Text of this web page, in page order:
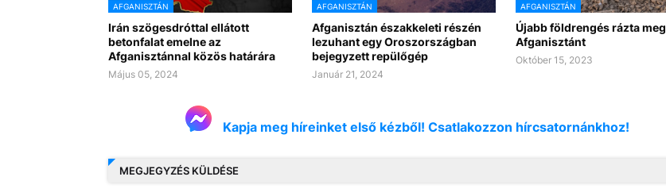
AFGANISZTÁN
Irán szögesdróttal ellátott
betonfalat emelne az
Afganisztánnal közös határára
Május 05, 2024
AFGANISZTÁN
Afganisztán északkeleti részén
lezuhant egy Oroszországban
bejegyzett repülőgép
Január 21, 2024
AFGANISZTÁN
Újabb földrengés rázta meg
Afganisztánt
Október 15, 2023
Kapja meg híreinket első kézből! Csatlakozzon hírcsatornánkhoz!
MEGJEGYZÉS KÜLDÉSE